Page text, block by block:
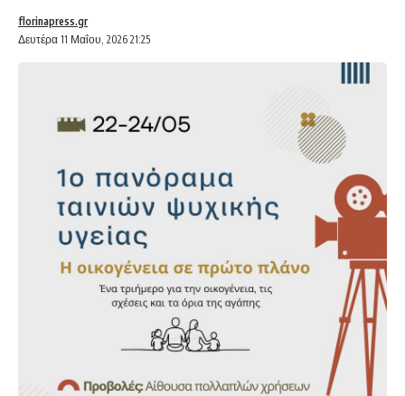
Δευτέρα 11 Μαΐου, 2026 21:25
florinapress.gr